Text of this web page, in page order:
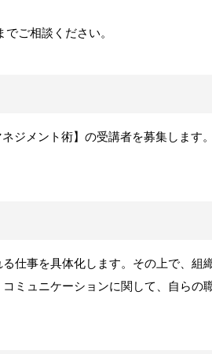
ご相談ください。
ジメント術】 の受講者を募集します
仕事を具体化します。その上で、組
ミュニケーションに関して、自らの